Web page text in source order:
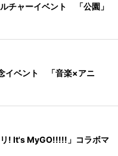
チャーイベント 「公園」
イベント 「音楽×アニ
! It's MyGO!!!!!」コラボマ